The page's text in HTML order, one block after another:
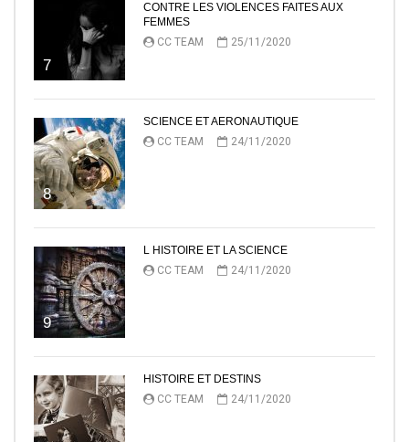
7
CONTRE LES VIOLENCES FAITES AUX
FEMMES
CC TEAM
25/11/2020
8
SCIENCE ET AERONAUTIQUE
CC TEAM
24/11/2020
9
L HISTOIRE ET LA SCIENCE
CC TEAM
24/11/2020
HISTOIRE ET DESTINS
CC TEAM
24/11/2020